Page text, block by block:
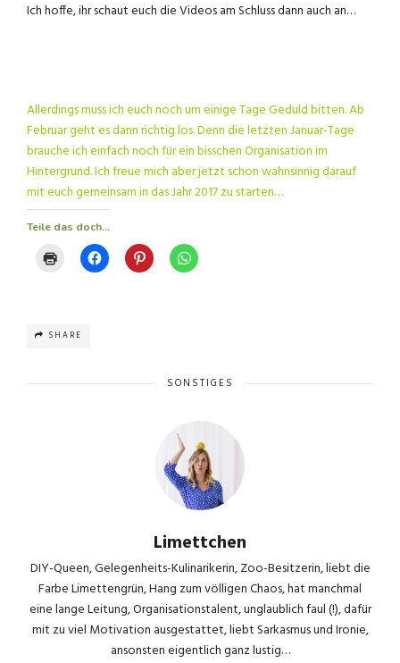
Ich hoffe, ihr schaut euch die Videos am Schluss dann auch an…
Allerdings muss ich euch noch um einige Tage Geduld bitten. Ab
Februar geht es dann richtig los. Denn die letzten Januar-Tage
brauche ich einfach noch für ein bisschen Organisation im
Hintergrund. Ich freue mich aber jetzt schon wahnsinnig darauf
mit euch gemeinsam in das Jahr 2017 zu starten…
Teile das doch...
SHARE
SONSTIGES
Limettchen
DIY-Queen, Gelegenheits-Kulinarikerin, Zoo-Besitzerin, liebt die
Farbe Limettengrün, Hang zum völligen Chaos, hat manchmal
eine lange Leitung, Organisationstalent, unglaublich faul (!), dafür
mit zu viel Motivation ausgestattet, liebt Sarkasmus und Ironie,
ansonsten eigentlich ganz lustig…